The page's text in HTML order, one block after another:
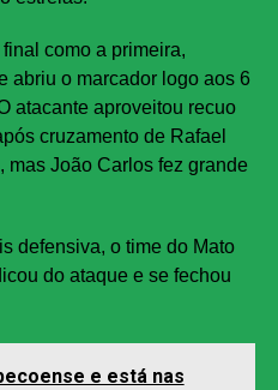
como a primeira,
abriu o marcador logo aos 6
atacante aproveitou recuo
cruzamento de Rafael
mas João Carlos fez grande
defensiva, o time do Mato
do ataque e se fechou
e está nas